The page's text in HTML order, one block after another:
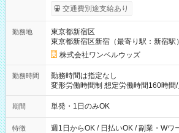
いOK！（規定あり） ┗働いたその日
ンビニATMから 日払い分を引き落とせます！ 【試
交通費別途支給あり
勤務地
東京都新宿区
東京都新宿区新宿（最寄り駅：新宿駅）
株式会社ワンベルウッズ
勤務時間
勤務時間は指定なし
変形労働時間制 想定労働時間160時間/月 【シフト例】 ・8
～21：00
期間 単発・1日のみOK
特徴
週1日からOK / 日払いOK / 副業・Wワ